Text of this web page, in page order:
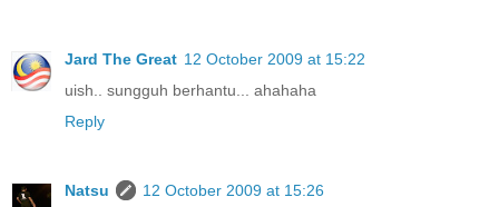
Jard The Great 12 October 2009 at 15:22
uish.. sungguh berhantu... ahahaha
Reply
Natsu
12 October 2009 at 15:26